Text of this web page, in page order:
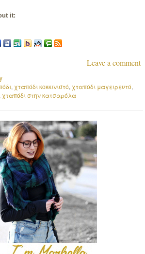
it:
Leave a comment
, χταπόδι κοκκινιστό, χταπόδι μαγειρευτό,
χταπόδι στην κατσαρόλα